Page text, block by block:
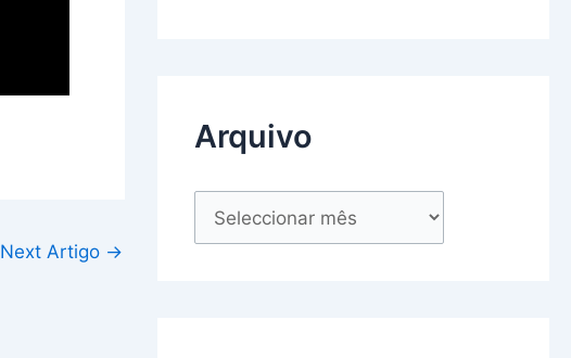
Next Artigo →
Arquivo